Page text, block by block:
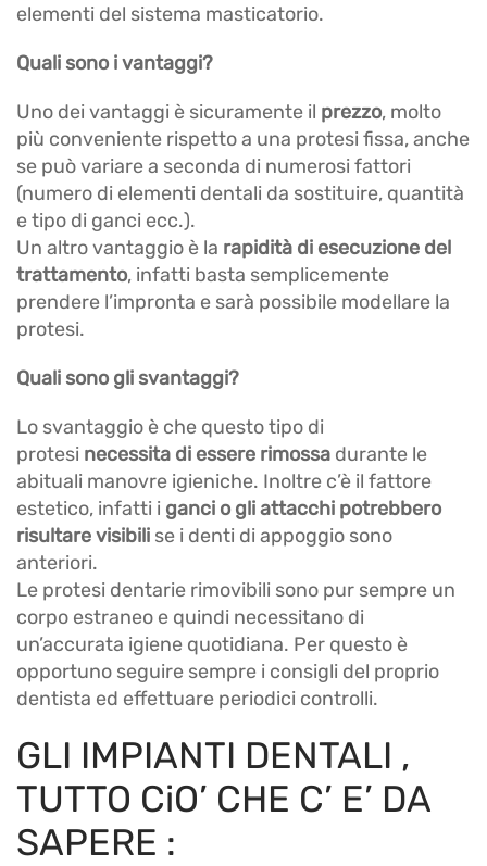
elementi del sistema masticatorio.
Quali sono i vantaggi?
Uno dei vantaggi è sicuramente il prezzo, molto
più conveniente rispetto a una protesi fissa, anche
se può variare a seconda di numerosi fattori
(numero di elementi dentali da sostituire, quantità
e tipo di ganci ecc.).
Un altro vantaggio è la rapidità di esecuzione del
trattamento, infatti basta semplicemente
prendere l’impronta e sarà possibile modellare la
protesi.
Quali sono gli svantaggi?
Lo svantaggio è che questo tipo di
protesi necessita di essere rimossa durante le
abituali manovre igieniche. Inoltre c’è il fattore
estetico, infatti i ganci o gli attacchi potrebbero
risultare visibili se i denti di appoggio sono
anteriori.
Le protesi dentarie rimovibili sono pur sempre un
corpo estraneo e quindi necessitano di
un’accurata igiene quotidiana. Per questo è
opportuno seguire sempre i consigli del proprio
dentista ed effettuare periodici controlli.
GLI IMPIANTI DENTALI ,
TUTTO CiO’ CHE C’ E’ DA
SAPERE :